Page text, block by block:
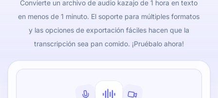
Convierte un archivo de audio kazajo de 1 hora en texto
en menos de 1 minuto. El soporte para múltiples formatos
y las opciones de exportación fáciles hacen que la
transcripción sea pan comido. ¡Pruébalo ahora!